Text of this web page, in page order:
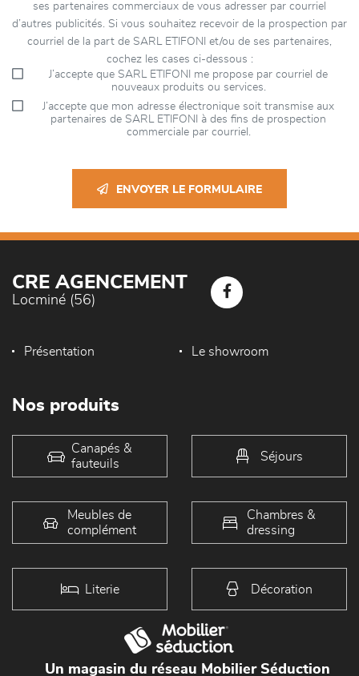
ses partenaires commerciaux de vous adresser par courriel
d’autres publicités. Si vous souhaitez recevoir de la prospection par
courriel de la part de SARL ETIFONI et/ou de ses partenaires,
cochez les cases ci-dessous :
J’accepte que SARL ETIFONI me propose par courriel de
nouveaux produits ou services.
J’accepte que mon adresse électronique soit transmise aux
partenaires de SARL ETIFONI à des fins de prospection
commerciale par courriel.
ENVOYER LE FORMULAIRE
CRE AGENCEMENT
Locminé (56)
Présentation Le showroom
Nos produits
Canapés &
fauteuils
Séjours
Meubles de
complément
Chambres &
dressing
Literie Décoration
Un magasin du réseau Mobilier Séduction